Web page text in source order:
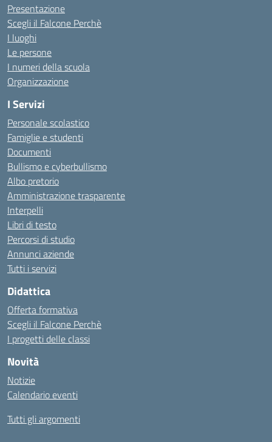
Presentazione
Scegli il Falcone Perchè
I luoghi
Le persone
I numeri della scuola
Organizzazione
I Servizi
Personale scolastico
Famiglie e studenti
Documenti
Bullismo e cyberbullismo
Albo pretorio
Amministrazione trasparente
Interpelli
Libri di testo
Percorsi di studio
Annunci aziende
Tutti i servizi
Didattica
Offerta formativa
Scegli il Falcone Perchè
I progetti delle classi
Novità
Notizie
Calendario eventi
Tutti gli argomenti